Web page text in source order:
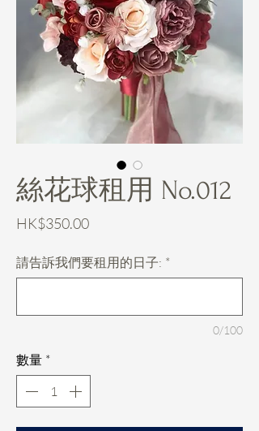
絲花球租用 No.012
HK$350.00價
請告訴我們要租用的日子: *
0/100
數量 *